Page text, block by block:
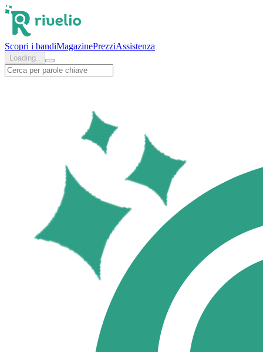
Scopri i bandiMagazinePrezziAssistenza
Loading..